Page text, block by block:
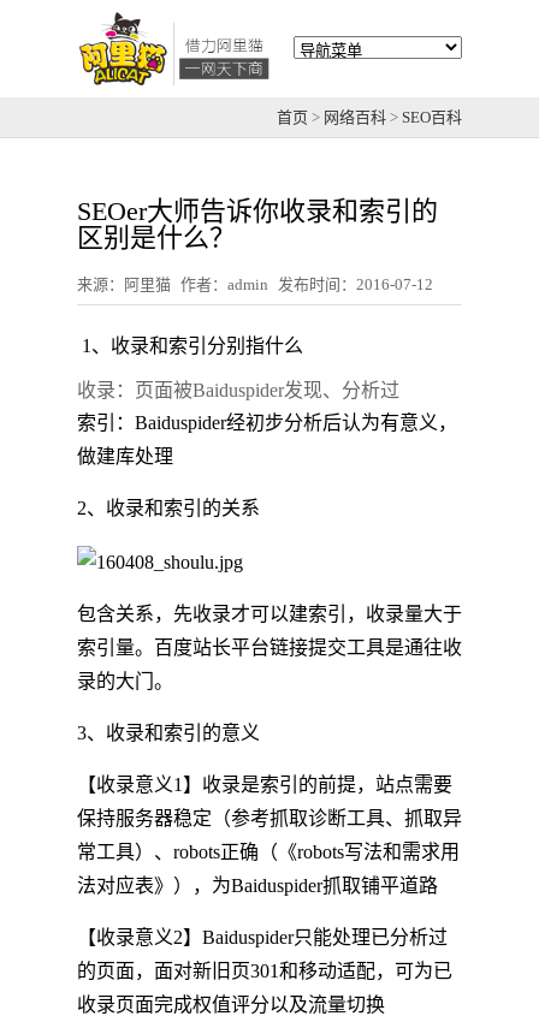
首页 > 网络百科 > SEO百科
SEOer大师告诉你收录和索引的
区别是什么？
来源：阿里猫 作者：admin 发布时间：2016-07-12
1、收录和索引分别指什么
收录：页面被Baiduspider发现、分析过
索引：Baiduspider经初步分析后认为有意义，
做建库处理
2、收录和索引的关系
包含关系，先收录才可以建索引，收录量大于
索引量。百度站长平台链接提交工具是通往收
录的大门。
3、收录和索引的意义
【收录意义1】收录是索引的前提，站点需要
保持服务器稳定（参考抓取诊断工具、抓取异
常工具）、robots正确（《robots写法和需求用
法对应表》），为Baiduspider抓取铺平道路
【收录意义2】Baiduspider只能处理已分析过
的页面，面对新旧页301和移动适配，可为已
收录页面完成权值评分以及流量切换